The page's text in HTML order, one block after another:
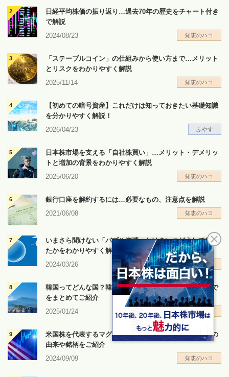
日経平均株価の振り返り…過去70年の歴史をチャート付き
で解説
2024/08/23
知恵のハコ
「ステーブルコイン」の仕組みから使い方まで…メリット
とリスクをわかりやすく解説
2025/11/14
知恵のハコ
【初めての暗号資産】これだけは知っておきたい基礎知識
を分かりやすく解説！
2026/04/23
ふやす
日本株市場を支える「自社株買い」…メリット・デメリッ
トと増加の背景をわかりやすく解説
2025/06/20
知恵のハコ
銀行口座を解約するには…必要なもの、注意点を解説
2021/06/08
知恵のハコ
いまさら聞けない「バブル崩壊」とは？いつどうして起き
たかをわかりやすく解説
2024/03/26
知恵のハコ
韓国ってどんな国？韓国の歴史や文化、経済から魅力まで
をまとめてご紹介
2025/01/24
知恵のハコ
米国株を代表するマグニフィセント・セブンとは？名前の
由来や銘柄をご紹介
2024/09/09
知恵のハコ